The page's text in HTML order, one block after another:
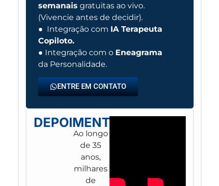
semanais gratuitas ao vivo.
(Vivencie antes de decidir).
● Integração com IA Terapeuta
Copiloto.
● Integração com o Eneagrama
da Personalidade.
ENTRE EM CONTATO
DEPOIMENTOS
Ao longo
de 35
anos,
milhares
de